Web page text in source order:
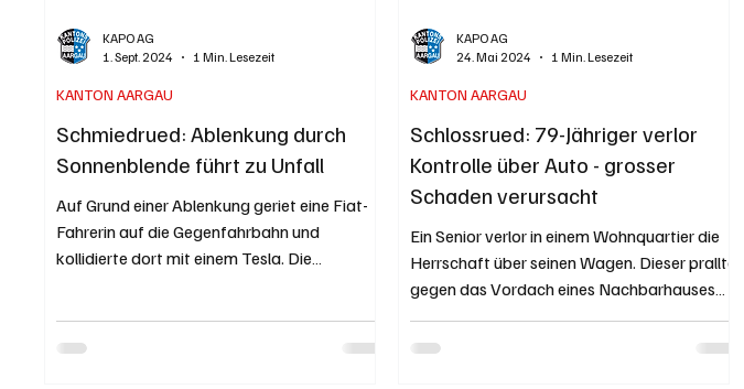
Schmiedrued: Ablenkung durch
Sonnenblende führt zu Unfall
Auf Grund einer Ablenkung geriet eine Fiat-
Fahrerin auf die Gegenfahrbahn und
kollidierte dort mit einem Tesla. Die
KANTON AARGAU
KAPO AG
1. Sept. 2024
1 Min. Lesezeit
Schlossrued: 79-Jähriger verlor
Kontrolle über Auto - grosser
Schaden verursacht
Ein Senior verlor in einem Wohnquartier die
Herrschaft über seinen Wagen. Dieser prallte
gegen das Vordach eines Nachbarhauses
und...
KANTON AARGAU
KAPO AG
24. Mai 2024
1 Min. Lesezeit